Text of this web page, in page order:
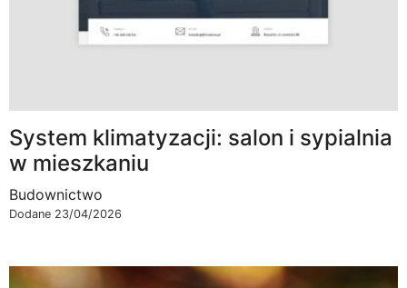
System klimatyzacji: salon i sypialnia
w mieszkaniu
Budownictwo
Dodane 23/04/2026